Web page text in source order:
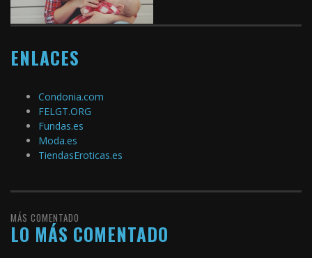
ENLACES
Condonia.com
FELGT.ORG
Fundas.es
Moda.es
TiendasEroticas.es
MÁS COMENTADO
LO MÁS COMENTADO